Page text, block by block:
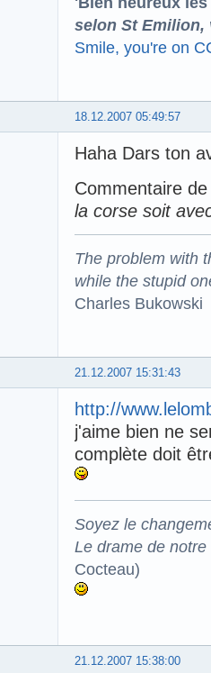
selon St Emilion,
Smile, you're on
18.12.2007 05:49:57
Haha Dars ton
Commentaire
la corse soit
The problem with
while the stupid
Charles Bukowski
21.12.2007 15:31:43
http://
j'aime bien ne
complète doit
Soyez le
Le drame de
Cocteau)
21.12.2007 15:38:00